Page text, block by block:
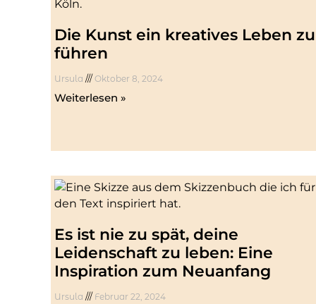
Die Kunst ein kreatives Leben zu
führen
Ursula Oktober 8, 2024
Weiterlesen »
Es ist nie zu spät, deine
Leidenschaft zu leben: Eine
Inspiration zum Neuanfang
Ursula Februar 22, 2024